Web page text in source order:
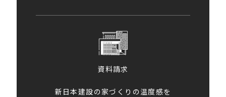
資料請求
新日本建設の家づくりの温度感を